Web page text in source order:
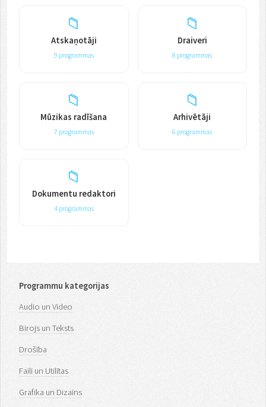
📁
Atskaņotāji
9 programmas
📁
Draiveri
8 programmas
📁
Mūzikas radīšana
7 programmas
📁
Arhivētāji
6 programmas
📁
Dokumentu redaktori
4 programmas
Programmu kategorijas
Audio un Video
Birojs un Teksts
Drošība
Faili un Utilītas
Grafika un Dizains